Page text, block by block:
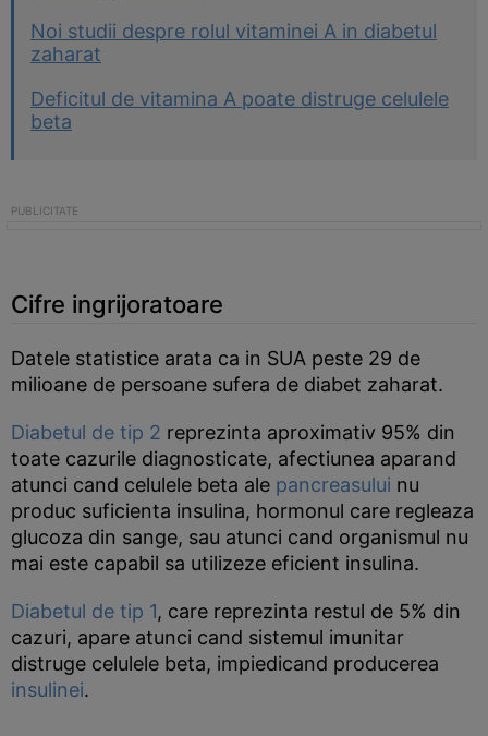
Noi studii despre rolul vitaminei A in diabetul
zaharat
Deficitul de vitamina A poate distruge celulele
beta
Cifre ingrijoratoare
Datele statistice arata ca in SUA peste 29 de
milioane de persoane sufera de diabet zaharat.
Diabetul de tip 2 reprezinta aproximativ 95% din
toate cazurile diagnosticate, afectiunea aparand
atunci cand celulele beta ale pancreasului nu
produc suficienta insulina, hormonul care regleaza
glucoza din sange, sau atunci cand organismul nu
mai este capabil sa utilizeze eficient insulina.
Diabetul de tip 1, care reprezinta restul de 5% din
cazuri, apare atunci cand sistemul imunitar
distruge celulele beta, impiedicand producerea
insulinei.